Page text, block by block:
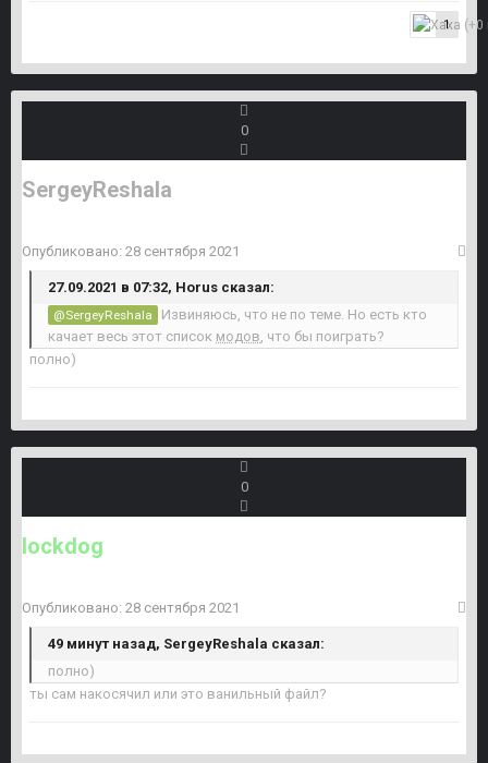
1
0
SergeyReshala
Опубликовано: 28 сентября 2021
27.09.2021 в 07:32, Horus сказал:
@SergeyReshala
Извиняюсь, что не по теме. Но есть кто
качает весь этот список модов , что бы поиграть?
полно)
0
lockdog
Опубликовано: 28 сентября 2021
49 минут назад, SergeyReshala сказал:
полно)
ты сам накосячил или это ванильный файл?